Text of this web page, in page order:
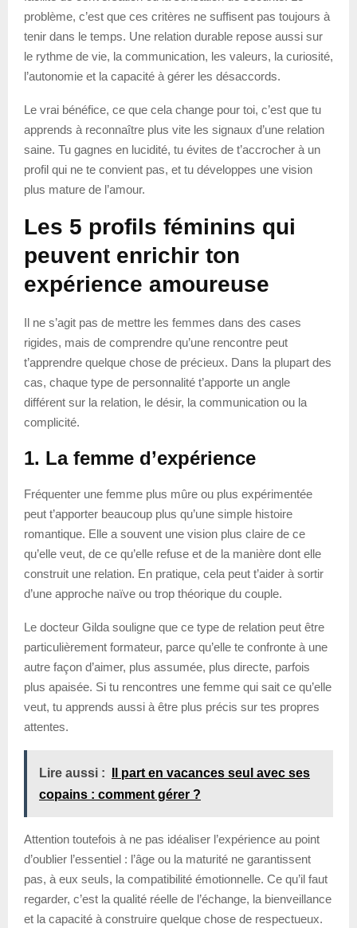
problème, c’est que ces critères ne suffisent pas toujours à
tenir dans le temps. Une relation durable repose aussi sur
le rythme de vie, la communication, les valeurs, la curiosité,
l’autonomie et la capacité à gérer les désaccords.
Le vrai bénéfice, ce que cela change pour toi, c’est que tu
apprends à reconnaître plus vite les signaux d’une relation
saine. Tu gagnes en lucidité, tu évites de t’accrocher à un
profil qui ne te convient pas, et tu développes une vision
plus mature de l’amour.
Les 5 profils féminins qui
peuvent enrichir ton
expérience amoureuse
Il ne s’agit pas de mettre les femmes dans des cases
rigides, mais de comprendre qu’une rencontre peut
t’apprendre quelque chose de précieux. Dans la plupart des
cas, chaque type de personnalité t’apporte un angle
différent sur la relation, le désir, la communication ou la
complicité.
1. La femme d’expérience
Fréquenter une femme plus mûre ou plus expérimentée
peut t’apporter beaucoup plus qu’une simple histoire
romantique. Elle a souvent une vision plus claire de ce
qu’elle veut, de ce qu’elle refuse et de la manière dont elle
construit une relation. En pratique, cela peut t’aider à sortir
d’une approche naïve ou trop théorique du couple.
Le docteur Gilda souligne que ce type de relation peut être
particulièrement formateur, parce qu’elle te confronte à une
autre façon d’aimer, plus assumée, plus directe, parfois
plus apaisée. Si tu rencontres une femme qui sait ce qu’elle
veut, tu apprends aussi à être plus précis sur tes propres
attentes.
Lire aussi :
Il part en vacances seul avec ses
copains : comment gérer ?
Attention toutefois à ne pas idéaliser l’expérience au point
d’oublier l’essentiel : l’âge ou la maturité ne garantissent
pas, à eux seuls, la compatibilité émotionnelle. Ce qu’il faut
regarder, c’est la qualité réelle de l’échange, la bienveillance
et la capacité à construire quelque chose de respectueux.